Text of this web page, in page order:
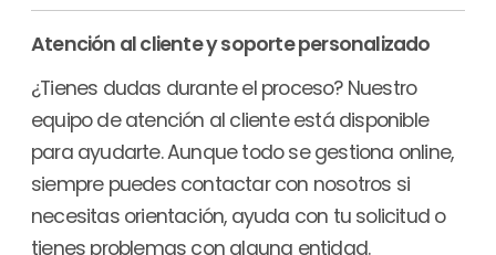
Atención al cliente y soporte personalizado
¿Tienes dudas durante el proceso? Nuestro
equipo de atención al cliente está disponible
para ayudarte. Aunque todo se gestiona online,
siempre puedes contactar con nosotros si
necesitas orientación, ayuda con tu solicitud o
tienes problemas con alguna entidad.